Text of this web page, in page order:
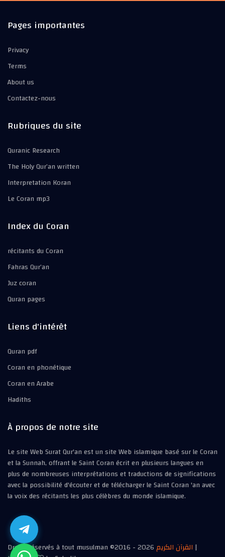
Pages importantes
Privacy
Terms
About us
Contactez-nous
Rubriques du site
Quranic Research
The Holy Qur’an written
Interpretation Koran
Le Coran mp3
Index du Coran
récitants du Coran
Fahras Qur’an
Juz coran
Quran pages
Liens d'intérêt
Quran pdf
Coran en phonétique
Coran en Arabe
Hadiths
À propos de notre site
Le site Web Surat Qur'an est un site Web islamique basé sur le Coran
et la Sunnah, offrant le Saint Coran écrit en plusieurs langues en
plus de nombreuses interprétations et traductions de significations
avec la possibilité d'écouter et de télécharger le Saint Coran 'an avec
la voix des récitants les plus célèbres du monde islamique.
Droits réservés à tout musulman ©2016 -2026القرآن الكريم |